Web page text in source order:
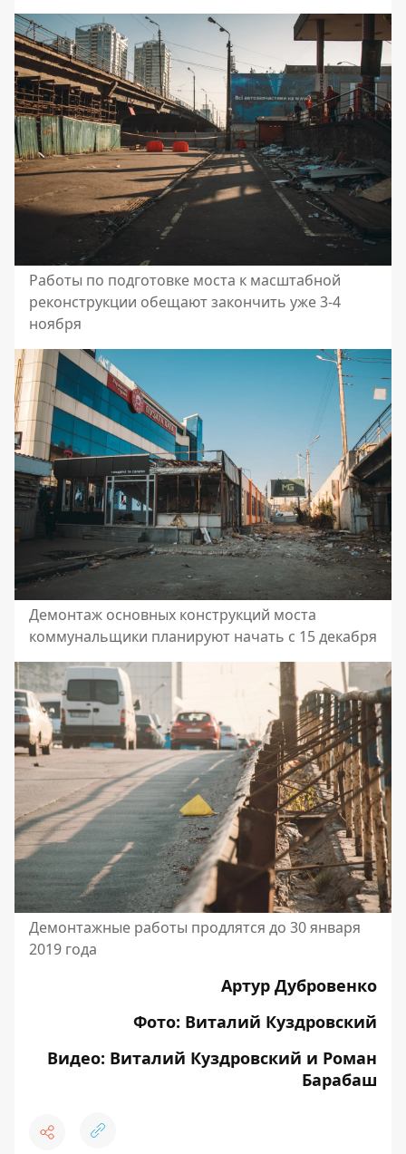
Работы по подготовке моста к масштабной
реконструкции обещают закончить уже 3-4
ноября
Демонтаж основных конструкций моста
коммунальщики планируют начать с 15 декабря
Демонтажные работы продлятся до 30 января
2019 года
Артур Дубровенко
Фото: Виталий Куздровский
Видео: Виталий Куздровский и Роман
Барабаш